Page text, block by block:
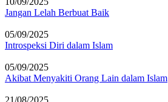
Jangan Lelah Berbuat Baik
05/09/2025
Introspeksi Diri dalam Islam
05/09/2025
Akibat Menyakiti Orang Lain dalam Islam
21/08/2025